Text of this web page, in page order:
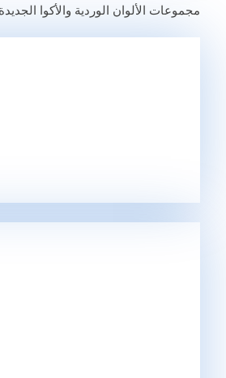
مجموعات الألوان الوردية والأكوا